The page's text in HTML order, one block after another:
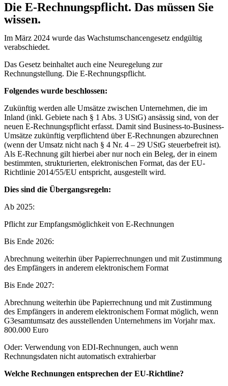
Die E-Rechnungspflicht. Das müssen Sie
wissen.
Im März 2024 wurde das Wachstumschancengesetz endgültig
verabschiedet.
Das Gesetz beinhaltet auch eine Neuregelung zur
Rechnungstellung. Die E-Rechnungspflicht.
Folgendes wurde beschlossen:
Zukünftig werden alle Umsätze zwischen Unternehmen, die im
Inland (inkl. Gebiete nach § 1 Abs. 3 UStG) ansässig sind, von der
neuen E-Rechnungspflicht erfasst. Damit sind Business-to-Business-
Umsätze zukünftig verpflichtend über E-Rechnungen abzurechnen
(wenn der Umsatz nicht nach § 4 Nr. 4 – 29 UStG steuerbefreit ist).
Als E-Rechnung gilt hierbei aber nur noch ein Beleg, der in einem
bestimmten, strukturierten, elektronischen Format, das der EU-
Richtlinie 2014/55/EU entspricht, ausgestellt wird.
Dies sind die Übergangsregeln:
Ab 2025:
Pflicht zur Empfangsmöglichkeit von E-Rechnungen
Bis Ende 2026:
Abrechnung weiterhin über Papierrechnungen und mit Zustimmung
des Empfängers in anderem elektronischem Format
Bis Ende 2027:
Abrechnung weiterhin übe Papierrechnung und mit Zustimmung
des Empfängers in anderem elektronischem Format möglich, wenn
G3esamtumsatz des ausstellenden Unternehmens im Vorjahr max.
800.000 Euro
Oder: Verwendung von EDI-Rechnungen, auch wenn
Rechnungsdaten nicht automatisch extrahierbar
Welche Rechnungen entsprechen der EU-Richtline?